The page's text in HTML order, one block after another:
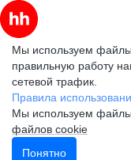
Мы используем файлы
правильную работу
сетевой трафик.
Правила
Мы используем
файлов cookie
Понятно